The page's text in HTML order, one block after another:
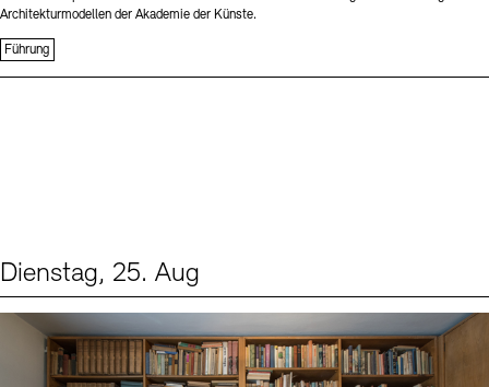
Architekturmodellen der Akademie der Künste.
Führung
Dienstag, 25. Aug